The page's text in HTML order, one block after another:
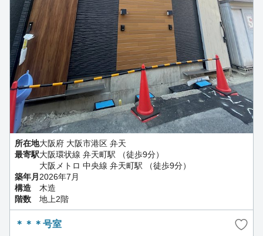
所在地大阪府 大阪市港区 弁天
最寄駅大阪環状線 弁天町駅 （徒歩9分）
大阪メトロ 中央線 弁天町駅 （徒歩9分）
築年月 2026年7月
構造
木造
階数
地上2階
＊＊＊号室